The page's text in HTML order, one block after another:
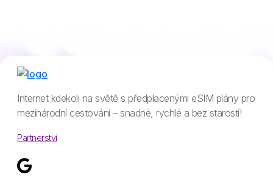
Internet kdekoli na světě s předplacenými eSIM plány pro
mezinárodní cestování – snadné, rychlé a bez starostí!
Partnerství